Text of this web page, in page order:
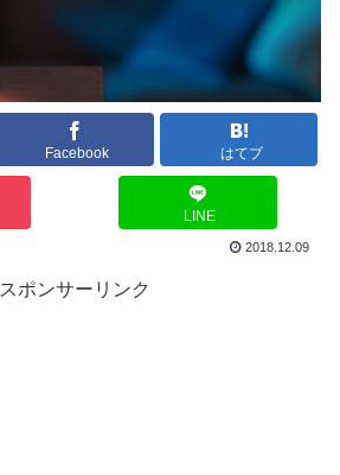
Facebook はてブ
LINE
2018.12.09
スポンサーリンク